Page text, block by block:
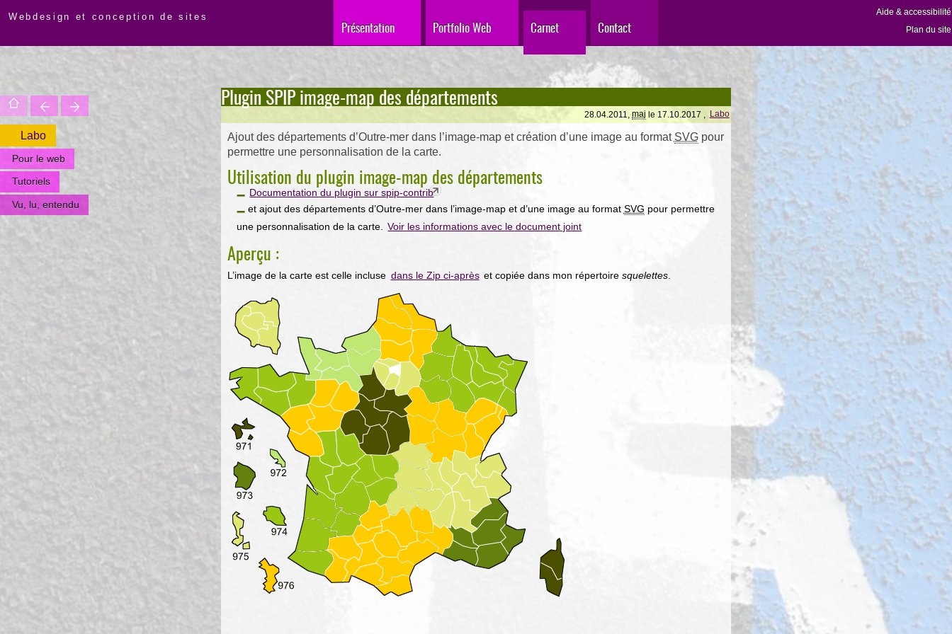
Webdesign et conception de sites
Présentation Portfolio Web Carnet Contact
Aide & accessibilité
Plan du site
Plugin SPIP image-map des départements
28.04.2011,maj le 17.10.2017 , Labo
Ajout des départements d’Outre-mer dans l’image-map et création d’une image au format SVGpour
permettre une personnalisation de la carte.
Utilisation du plugin image-map des départements
Documentation du plugin sur spip-contrib
et ajout des départements d’Outre-mer dans l’image-map et d’une image au format SVG pour permettre
une personnalisation de la carte.
Voir les informations avec le document joint
Aperçu :
L’image de la carte est celle incluse dans le Zip ci-après et copiée dans mon répertoiresquelettes
Labo
Pour le web
Tutoriels
Vu, lu, entendu